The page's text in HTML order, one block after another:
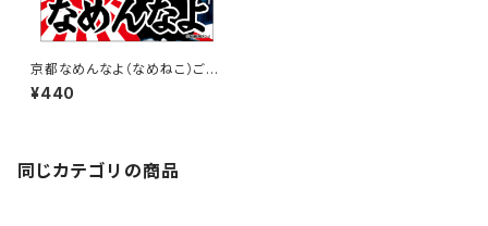
京都なめんなよ（なめねこ）ご当
地ステッカー A-18
¥440
同じカテゴリの商品